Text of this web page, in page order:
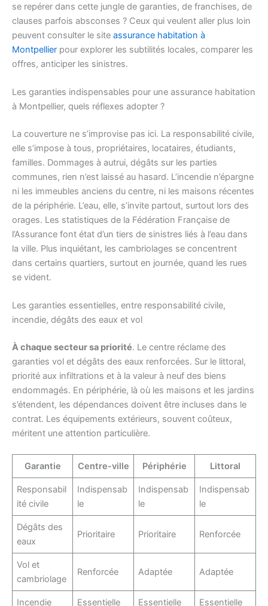
se repérer dans cette jungle de garanties, de franchises, de
clauses parfois absconses ? Ceux qui veulent aller plus loin
peuvent consulter le site assurance habitation à
Montpellier pour explorer les subtilités locales, comparer les
offres, anticiper les sinistres.
Les garanties indispensables pour une assurance habitation
à Montpellier, quels réflexes adopter ?
La couverture ne s’improvise pas ici. La responsabilité civile,
elle s’impose à tous, propriétaires, locataires, étudiants,
familles. Dommages à autrui, dégâts sur les parties
communes, rien n’est laissé au hasard. L’incendie n’épargne
ni les immeubles anciens du centre, ni les maisons récentes
de la périphérie. L’eau, elle, s’invite partout, surtout lors des
orages. Les statistiques de la Fédération Française de
l’Assurance font état d’un tiers de sinistres liés à l’eau dans
la ville. Plus inquiétant, les cambriolages se concentrent
dans certains quartiers, surtout en journée, quand les rues
se vident.
Les garanties essentielles, entre responsabilité civile,
incendie, dégâts des eaux et vol
À chaque secteur sa priorité. Le centre réclame des
garanties vol et dégâts des eaux renforcées. Sur le littoral,
priorité aux infiltrations et à la valeur à neuf des biens
endommagés. En périphérie, là où les maisons et les jardins
s’étendent, les dépendances doivent être incluses dans le
contrat. Les équipements extérieurs, souvent coûteux,
méritent une attention particulière.
Garantie Centre-ville Périphérie Littoral
Responsabil
ité civile
Indispensab
le
Indispensab
le
Indispensab
le
Dégâts des
eaux
Prioritaire Prioritaire Renforcée
Vol et
cambriolage
Renforcée Adaptée Adaptée
Incendie Essentielle Essentielle Essentielle